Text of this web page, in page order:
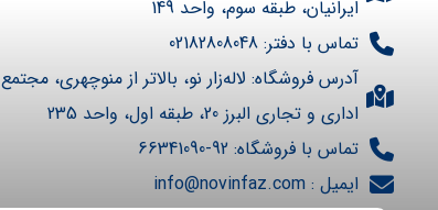
ایرانیان، طبقه سوم، واحد 149
تماس با دفتر: 02182808048
آدرس فروشگاه: لاله‌زار نو، بالاتر از منوچهری، مجتمع
اداری و تجاری البرز 20، طبقه اول، واحد 235
تماس با فروشگاه: 92-66341090
ایمیل : info@novinfaz.com